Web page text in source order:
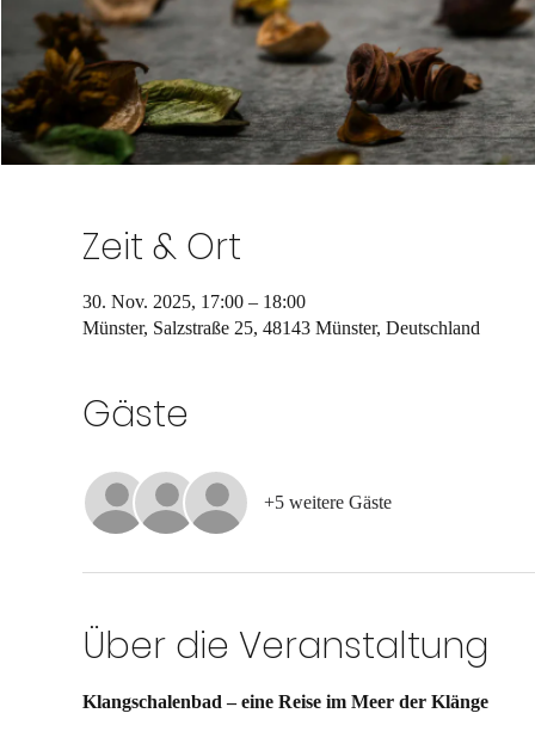
Zeit & Ort
30. Nov. 2025, 17:00 – 18:00
Münster, Salzstraße 25, 48143 Münster, Deutschland
Gäste
+5 weitere Gäste
Über die Veranstaltung
Klangschalenbad – eine Reise im Meer der Klänge